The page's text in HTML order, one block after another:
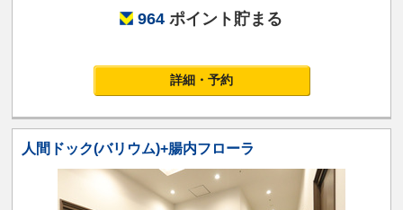
964 ポイント貯まる
詳細・予約
人間ドック(バリウム)+腸内フローラ